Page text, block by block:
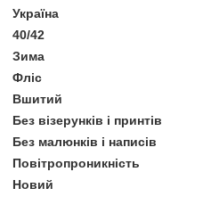
Україна
40/42
Зима
Фліс
Вшитий
Без візерунків і принтів
Без малюнків і написів
Повітропроникність
Новий